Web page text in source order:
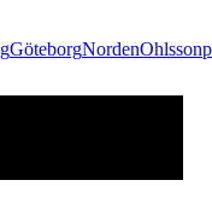
GöteborgNordenOhlsson